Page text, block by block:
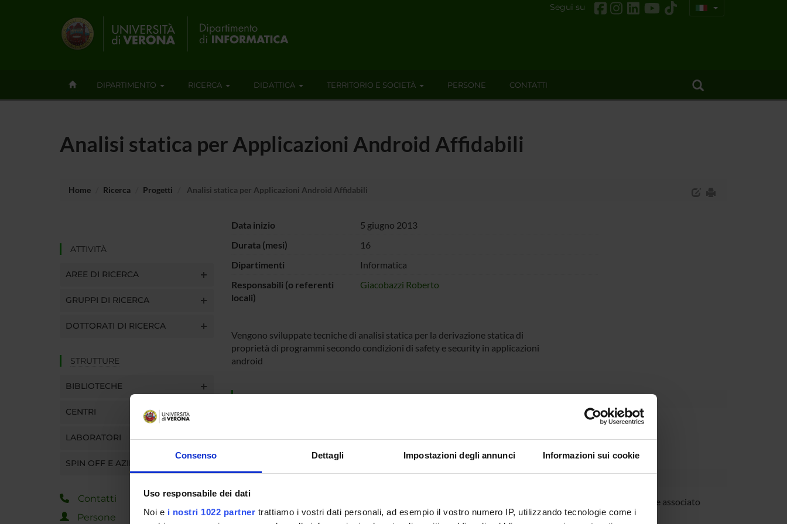
Consenso Dettagli Impostazioni degli annunci Informazioni sui cookie
Uso responsabile dei dati
Noi e i nostri 1022 partner trattiamo i vostri dati personali, ad esempio il vostro numero IP, utilizzando tecnologie come i
Segui su
DIPARTIMENTO RICERCA DIDATTICA TERRITORIO E SOCIETÀ PERSONE CONTATTI
Analisi statica per Applicazioni Android Affidabili
Home Ricerca Progetti Analisi statica per Applicazioni Android Affidabili
ATTIVITÀ
AREE DI RICERCA
GRUPPI DI RICERCA
DOTTORATI DI RICERCA
STRUTTURE
BIBLIOTECHE
CENTRI
LABORATORI
SPIN OFF E AZIENDE
Contatti
Persone
Data inizio
5 giugno 2013
Durata (mesi)
16
Dipartimenti
Informatica
Responsabili (o referenti
locali)
Giacobazzi Roberto
Vengono sviluppate tecniche di analisi statica per la derivazione statica di
proprietà di programmi secondo condizioni di safety e security in applicazioni
android
Professore associato